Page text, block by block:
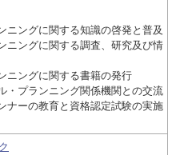
ニングに関する知識の啓発と普及
ニングに関する調査、研究及び情
ニングに関する書籍の発行
・プランニング関係機関との交流
ナーの教育と資格認定試験の実施